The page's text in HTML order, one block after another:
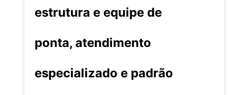
estrutura e equipe de
ponta, atendimento
especializado e padrão